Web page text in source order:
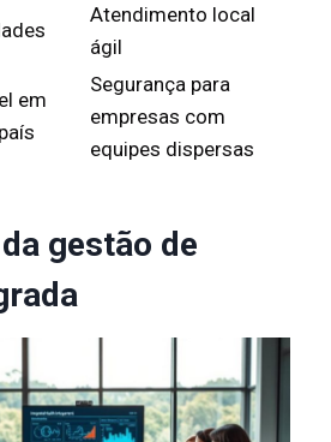
Atendimento local
ágil
em
Segurança para
empresas com
equipes dispersas
gestão de